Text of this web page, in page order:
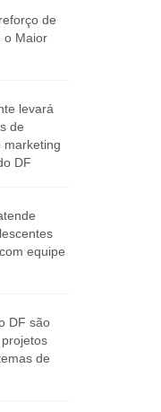
de
o Maior
levará
de
marketing
DF
equipe
DF são
de